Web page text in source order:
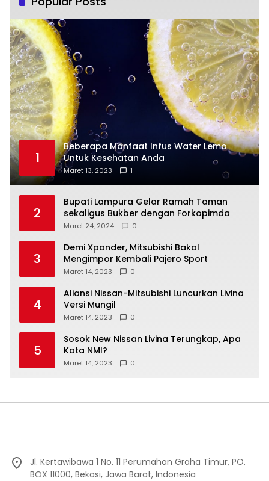
1
Beberapa Manfaat Infus Water Lemo
Untuk Kesehatan Anda
Maret 13, 2023 1
2
Bupati Lampura Gelar Ramah Taman
sekaligus Bukber dengan Forkopimda
Maret 24, 2024 0
3
Demi Xpander, Mitsubishi Bakal
Mengimpor Kembali Pajero Sport
Maret 14, 2023 0
4
Aliansi Nissan-Mitsubishi Luncurkan Livina
Versi Mungil
Maret 14, 2023 0
5
Sosok New Nissan Livina Terungkap, Apa
Kata NMI?
Maret 14, 2023 0
Jl. Kertawibawa 1 No. 11 Perumahan Graha Timur, PO.
BOX 11000, Bekasi, Jawa Barat, Indonesia